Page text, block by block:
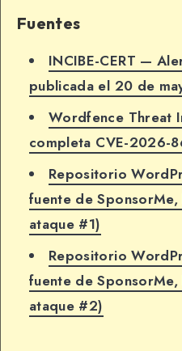
Fuentes
INCIBE-CERT —
publicada el 20 de
Wordfence Threat
completa CVE-2026-
Repositorio
fuente de
ataque #1)
Repositorio
fuente de
ataque #2)